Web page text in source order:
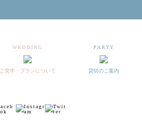
WEDDING
ご見学・プランについて
PARTY
貸切のご案内